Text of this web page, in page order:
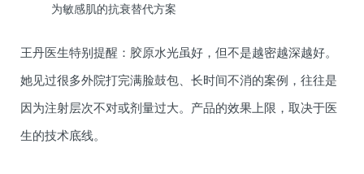
为敏感肌的抗衰替代方案
王丹医生特别提醒：胶原水光虽好，但不是越密越深越好。
她见过很多外院打完满脸鼓包、长时间不消的案例，往往是
因为注射层次不对或剂量过大。产品的效果上限，取决于医
生的技术底线。